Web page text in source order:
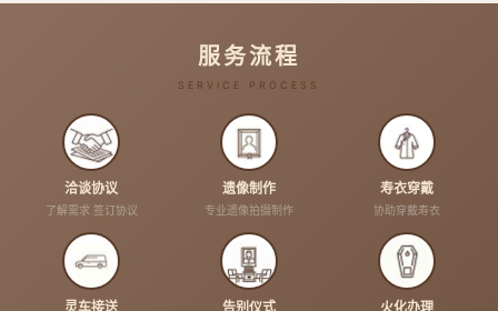
服务流程
SERVICE PROCESS
洽谈协议
了解需求 签订协议
遗像制作
专业遗像拍摄制作
寿衣穿戴
协助穿戴寿衣
灵车接送 告别仪式 火化办理